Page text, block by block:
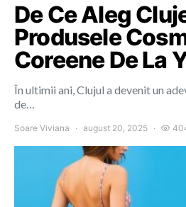
De Ce Aleg
Produsele
Coreene De La
În ultimii ani, Clujul a devenit un
de…
Soare Viviana august 20, 2025